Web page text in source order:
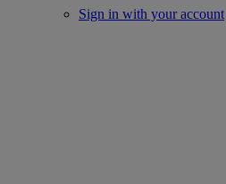
Sign in with your account